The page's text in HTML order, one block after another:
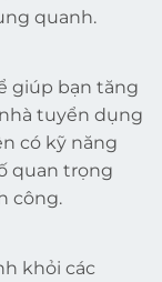
quanh.
giúp bạn tăng
tuyển dụng
có kỹ năng
quan trọng
công.
khỏi các